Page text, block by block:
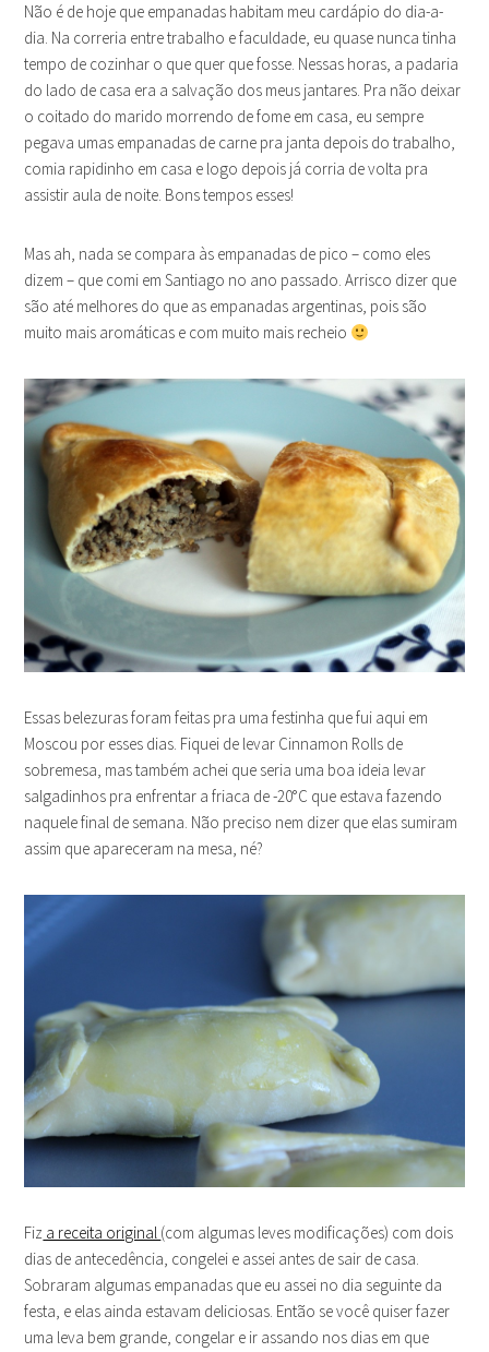
Não é de hoje que empanadas habitam meu cardápio do dia-a-
dia. Na correria entre trabalho e faculdade, eu quase nunca tinha
tempo de cozinhar o que quer que fosse. Nessas horas, a padaria
do lado de casa era a salvação dos meus jantares. Pra não deixar
o coitado do marido morrendo de fome em casa, eu sempre
pegava umas empanadas de carne pra janta depois do trabalho,
comia rapidinho em casa e logo depois já corria de volta pra
assistir aula de noite. Bons tempos esses!
Mas ah, nada se compara às empanadas de pico – como eles
dizem – que comi em Santiago no ano passado. Arrisco dizer que
são até melhores do que as empanadas argentinas, pois são
muito mais aromáticas e com muito mais recheio
Essas belezuras foram feitas pra uma festinha que fui aqui em
Moscou por esses dias. Fiquei de levar Cinnamon Rolls de
sobremesa, mas também achei que seria uma boa ideia levar
salgadinhos pra enfrentar a friaca de -20°C que estava fazendo
naquele final de semana. Não preciso nem dizer que elas sumiram
assim que apareceram na mesa, né?
Fiz a receita original (com algumas leves modificações) com dois
dias de antecedência, congelei e assei antes de sair de casa.
Sobraram algumas empanadas que eu assei no dia seguinte da
festa, e elas ainda estavam deliciosas. Então se você quiser fazer
uma leva bem grande, congelar e ir assando nos dias em que